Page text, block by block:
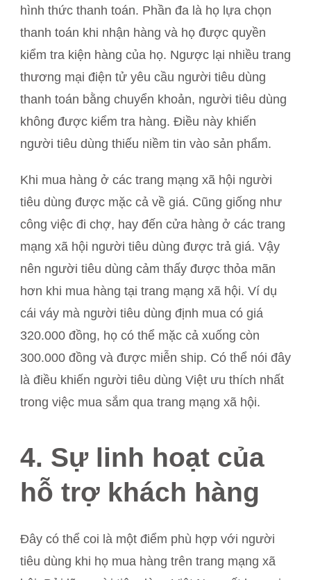
hình thức thanh toán. Phần đa là họ lựa chọn
thanh toán khi nhận hàng và họ được quyền
kiểm tra kiện hàng của họ. Ngược lại nhiều trang
thương mại điện tử yêu cầu người tiêu dùng
thanh toán bằng chuyển khoản, người tiêu dùng
không được kiểm tra hàng. Điều này khiến
người tiêu dùng thiếu niềm tin vào sản phẩm.
Khi mua hàng ở các trang mạng xã hội người
tiêu dùng được mặc cả về giá. Cũng giống như
công việc đi chợ, hay đến cửa hàng ở các trang
mạng xã hội người tiêu dùng được trả giá. Vậy
nên người tiêu dùng cảm thấy được thỏa mãn
hơn khi mua hàng tại trang mạng xã hội. Ví dụ
cái váy mà người tiêu dùng định mua có giá
320.000 đồng, họ có thể mặc cả xuống còn
300.000 đồng và được miễn ship. Có thể nói đây
là điều khiến người tiêu dùng Việt ưu thích nhất
trong việc mua sắm qua trang mạng xã hội.
4. Sự linh hoạt của
hỗ trợ khách hàng
Đây có thể coi là một điểm phù hợp với người
tiêu dùng khi họ mua hàng trên trang mạng xã